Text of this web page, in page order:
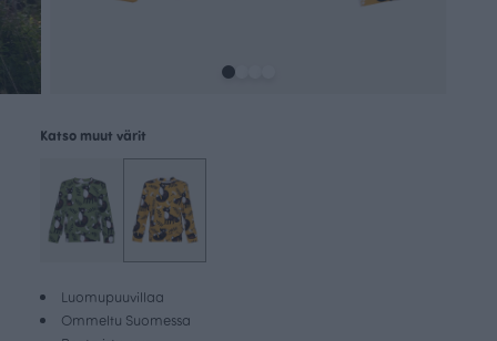
Luomupuuvillaa
Ommeltu Suomessa
Katso muut värit